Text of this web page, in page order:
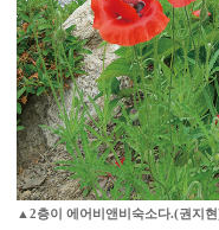
▲2층이 에어비앤비숙소다.(권지